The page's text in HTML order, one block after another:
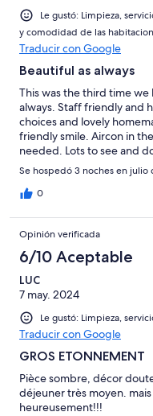
Le gustó: Limpieza,
y comodidad de las
Traducir con Google
Beautiful as always
This was the third time we
always. Staff friendly and
choices and lovely
friendly smile. Aircon in
needed. Lots to see and
returning!!
Se hospedó 3 noches en julio
0
Opinión verificada
6/10 Aceptable
LUC
7 may. 2024
Le gustó: Limpieza,
Traducir con Google
GROS ETONNEMENT
Pièce sombre, décor
déjeuner très moyen.
heureusement!!!